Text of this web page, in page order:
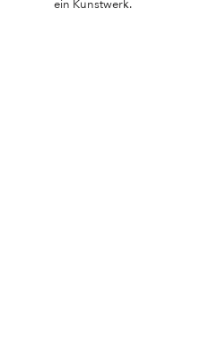
ein Kunstwerk.